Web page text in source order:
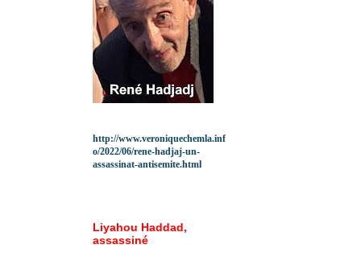
http://www.veroniquechemla.inf
o/2022/06/rene-hadjaj-un-
assassinat-antisemite.html
Liyahou Haddad,
assassiné